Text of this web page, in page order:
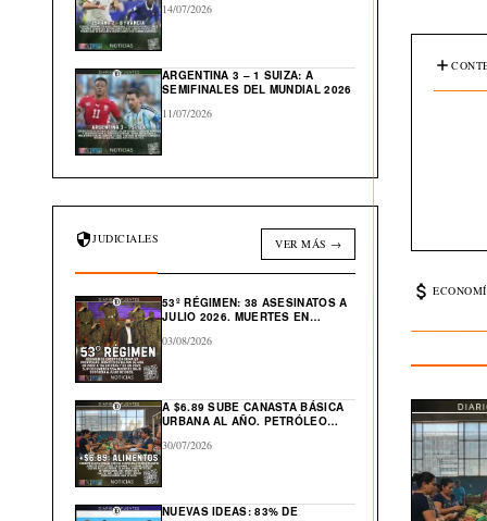
14/07/2026
ARGENTINA 3 – 1 SUIZA: A
SEMIFINALES DEL MUNDIAL 2026
11/07/2026
JUDICIALES VER MÁS →
53º RÉGIMEN: 38 ASESINATOS A
JULIO 2026. MUERTES EN
03/08/2026
A $6.89 SUBE CANASTA BÁSICA
URBANA AL AÑO. PETRÓLEO
30/07/2026
NUEVAS IDEAS: 83% DE